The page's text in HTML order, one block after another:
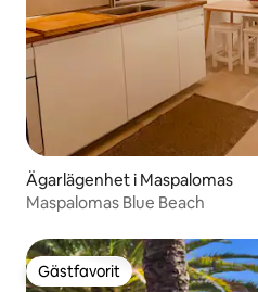
Ägarlägenhet i Maspalomas
Maspalomas Blue Beach
Gästfavorit
Gästfavorit